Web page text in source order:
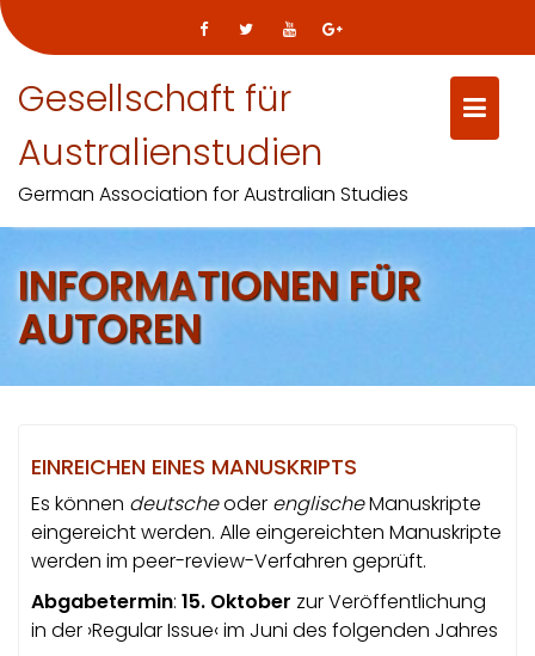
Gesellschaft für
Australienstudien
German Association for Australian Studies
INFORMATIONEN FÜR
AUTOREN
EINREICHEN EINES MANUSKRIPTS
Es können deutscheoder englischeManuskripte
eingereicht werden. Alle eingereichten Manuskripte
werden im peer-review-Verfahren geprüft.
Abgabetermin: 15. Oktober zur Veröffentlichung
in der ›Regular Issue‹ im Juni des folgenden Jahres